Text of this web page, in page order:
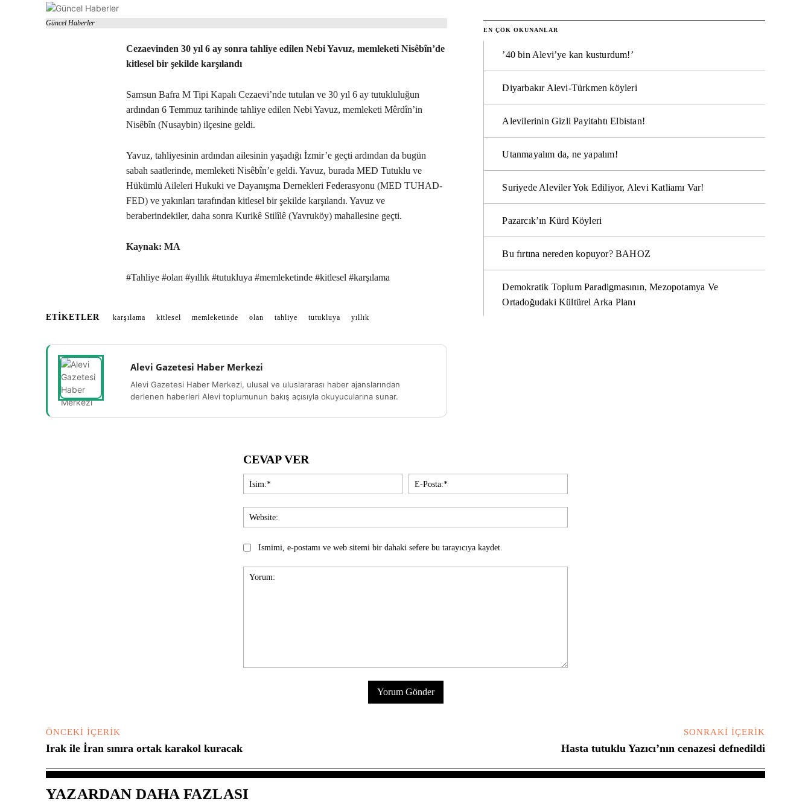
Güncel Haberler
Cezaevinden 30 yıl 6 ay sonra tahliye edilen Nebi Yavuz, memleketi Nisêbîn’de
kitlesel bir şekilde karşılandı
Samsun Bafra M Tipi Kapalı Cezaevi’nde tutulan ve 30 yıl 6 ay tutukluluğun
ardından 6 Temmuz tarihinde tahliye edilen Nebi Yavuz, memleketi Mêrdîn’in
Nisêbîn (Nusaybin) ilçesine geldi.
Yavuz, tahliyesinin ardından ailesinin yaşadığı İzmir’e geçti ardından da bugün
sabah saatlerinde, memleketi Nisêbîn’e geldi. Yavuz, burada MED Tutuklu ve
Hükümlü Aileleri Hukuki ve Dayanışma Dernekleri Federasyonu (MED TUHAD-
FED) ve yakınları tarafından kitlesel bir şekilde karşılandı. Yavuz ve
beraberindekiler, daha sonra Kurikê Stilîlê (Yavruköy) mahallesine geçti.
Kaynak: MA
#Tahliye #olan #yıllık #tutukluya #memleketinde #kitlesel #karşılama
ETIKETLER karşılama kitlesel memleketinde olan tahliye tutukluya yıllık
Alevi Gazetesi Haber Merkezi
Alevi Gazetesi Haber Merkezi, ulusal ve uluslararası haber ajanslarından
derlenen haberleri Alevi toplumunun bakış açısıyla okuyucularına sunar.
EN ÇOK OKUNANLAR
’40 bin Alevi’ye kan kusturdum!’
Diyarbakır Alevi-Türkmen köyleri
Alevilerinin Gizli Payitahtı Elbistan!
Utanmayalım da, ne yapalım!
Suriyede Aleviler Yok Ediliyor, Alevi Katliamı Var!
Pazarcık’ın Kürd Köyleri
Bu fırtına nereden kopuyor? BAHOZ
Demokratik Toplum Paradigmasının, Mezopotamya Ve
Ortadoğudaki Kültürel Arka Planı
CEVAP VER
İsim:*
Posta:*
Ismimi, e-postamı ve web sitemi bir dahaki sefere bu tarayıcıya kaydet.
ÖNCEKI İÇERIK
Irak ile İran sınıra ortak karakol kuracak
SONRAKI İÇERIK
Hasta tutuklu Yazıcı’nın cenazesi defnedildi
YAZARDAN DAHA FAZLASI